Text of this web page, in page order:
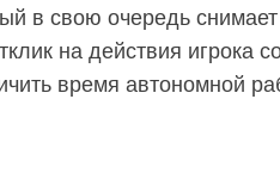
в свою очередь снимает
на действия игрока
время автономной